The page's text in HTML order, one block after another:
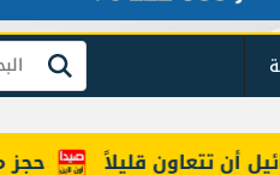
بحث
حجز تتعاون قليلاً